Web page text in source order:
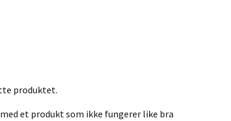
produktet.
et produkt som ikke fungerer like bra